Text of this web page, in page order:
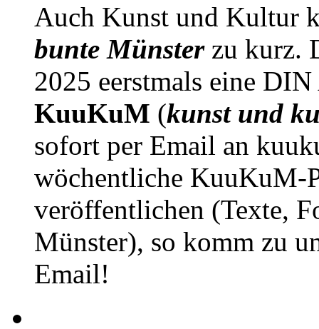
Auch Kunst und Kultur
bunte Münsterzu kurz.
2025 eerstmals eine
KuuKuM (kunst und
sofort per Email an
wöchentliche KuuKuM-
veröffentlichen (Texte,
Münster), so komm zu
Email!